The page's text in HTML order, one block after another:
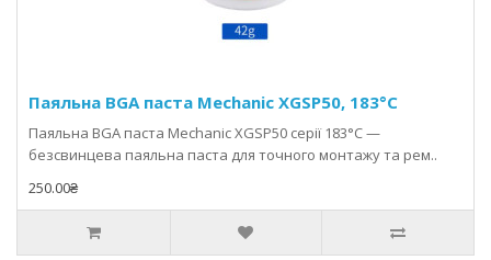
Паяльна BGA паста Mechanic XGSP50, 183°C
Паяльна BGA паста Mechanic XGSP50 серії 183°C —
безсвинцева паяльна паста для точного монтажу та рем..
250.00₴